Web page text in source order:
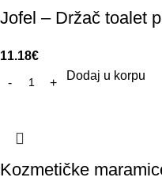
Jofel – Držač toalet
11.18€
Dodaj u korpu
Kozmetičke